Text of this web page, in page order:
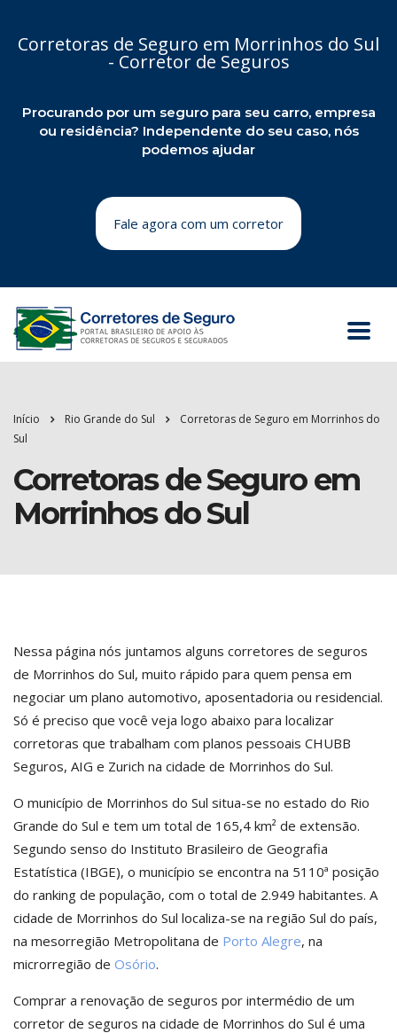
Corretoras de Seguro em Morrinhos do Sul
- Corretor de Seguros
Procurando por um seguro para seu carro, empresa
ou residência? Independente do seu caso, nós
podemos ajudar
Fale agora com um corretor
Início Rio Grande do Sul
Corretoras de Seguro em Morrinhos do
Sul
Corretoras de Seguro em
Morrinhos do Sul
Nessa página nós juntamos alguns corretores de seguros
de Morrinhos do Sul, muito rápido para quem pensa em
negociar um plano automotivo, aposentadoria ou residencial.
Só é preciso que você veja logo abaixo para localizar
corretoras que trabalham com planos pessoais CHUBB
Seguros, AIG e Zurich na cidade de Morrinhos do Sul.
O município de Morrinhos do Sul situa-se no estado do Rio
Grande do Sul e tem um total de 165,4 km² de extensão.
Segundo senso do Instituto Brasileiro de Geografia
Estatística (IBGE), o município se encontra na 5110ª posição
do ranking de população, com o total de 2.949 habitantes. A
cidade de Morrinhos do Sul localiza-se na região Sul do país,
na mesorregião Metropolitana de Porto Alegre, na
microrregião de Osório.
Comprar a renovação de seguros por intermédio de um
corretor de seguros na cidade de Morrinhos do Sul é uma